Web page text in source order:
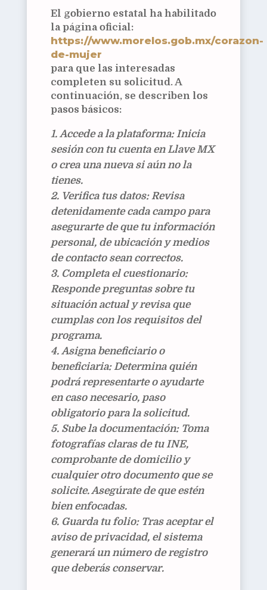
El gobierno estatal ha habilitado
la página oficial:
https://www.morelos.gob.mx/corazon-
de-mujer
para que las interesadas
completen su solicitud. A
continuación, se describen los
pasos básicos:
Accede a la plataforma:Inicia
sesión con tu cuenta en Llave MX
o crea una nueva si aún no la
tienes.
Verifica tus datos:Revisa
detenidamente cada campo para
asegurarte de que tu información
personal, de ubicación y medios
de contacto sean correctos.
Completa el cuestionario:
Responde preguntas sobre tu
situación actual y revisa que
cumplas con los requisitos del
programa.
Asigna beneficiario o
beneficiaria:Determina quién
podrá representarte o ayudarte
en caso necesario, paso
obligatorio para la solicitud.
Sube la documentación:Toma
fotografías claras de tu INE,
comprobante de domicilio y
cualquier otro documento que se
solicite. Asegúrate de que estén
bien enfocadas.
Guarda tu folio:Tras aceptar el
aviso de privacidad, el sistema
generará un número de registro
que deberás conservar.